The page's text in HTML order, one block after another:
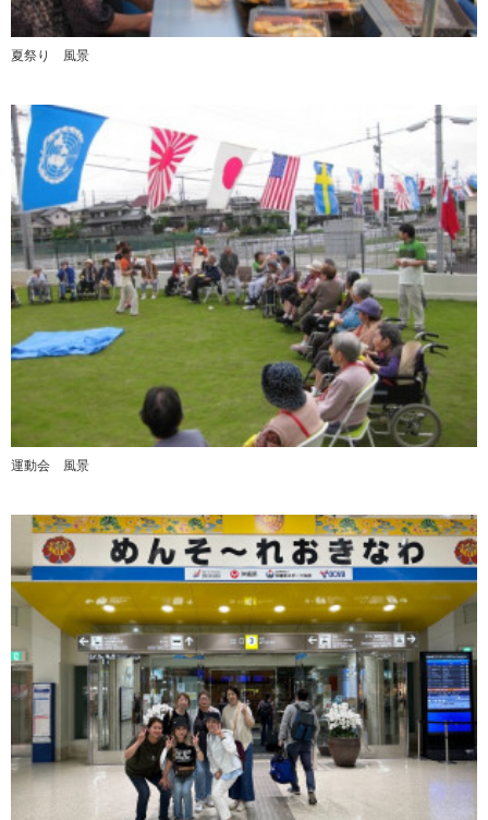
夏祭り 風景
運動会 風景